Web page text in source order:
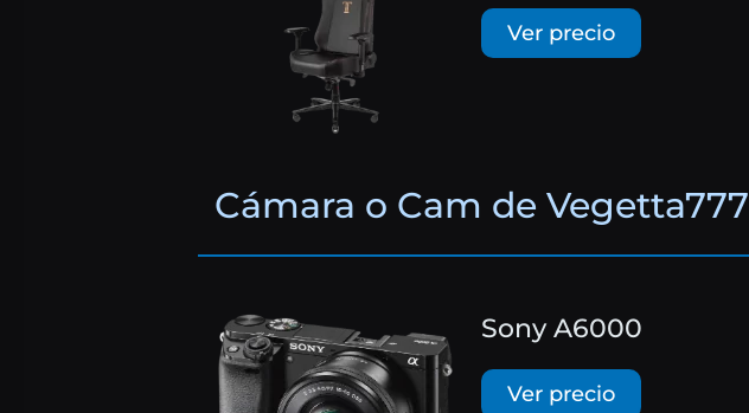
Ver precio
Cámara o Cam de Vegetta777
Sony A6000
Ver precio